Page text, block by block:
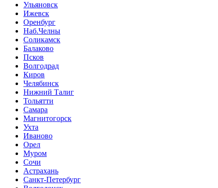
Ульяновск
Ижевск
Оренбург
Наб.Челны
Соликамск
Балаково
Псков
Волгодрад
Киров
Челябинск
Нижний Талиг
Тольятти
Самара
Магнитогорск
Ухта
Иваново
Орел
Муром
Сочи
Астрахань
Санкт-Петербург